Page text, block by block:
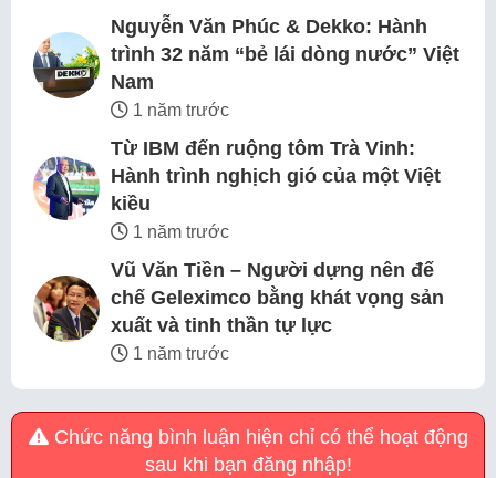
Nguyễn Văn Phúc & Dekko: Hành
trình 32 năm “bẻ lái dòng nước” Việt
Nam
1 năm trước
Từ IBM đến ruộng tôm Trà Vinh:
Hành trình nghịch gió của một Việt
kiều
1 năm trước
Vũ Văn Tiền – Người dựng nên đế
chế Geleximco bằng khát vọng sản
xuất và tinh thần tự lực
1 năm trước
Chức năng bình luận hiện chỉ có thể hoạt động
sau khi bạn đăng nhập!